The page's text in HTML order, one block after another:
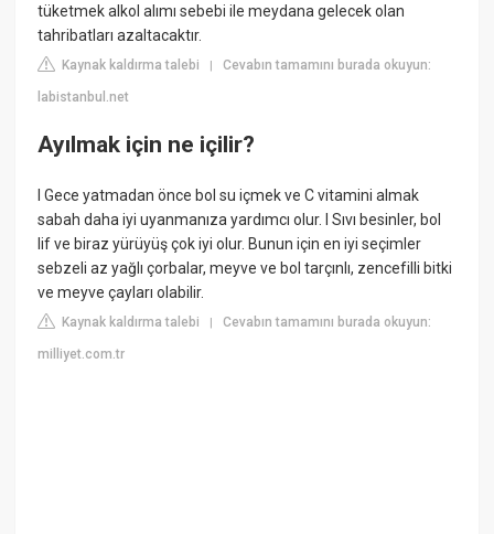
tüketmek alkol alımı sebebi ile meydana gelecek olan
tahribatları azaltacaktır.
Kaynak kaldırma talebi |Cevabın tamamını burada okuyun:
labistanbul.net
Ayılmak için ne içilir?
l Gece yatmadan önce bol su içmek ve C vitamini almak
sabah daha iyi uyanmanıza yardımcı olur. l Sıvı besinler, bol
lif ve biraz yürüyüş çok iyi olur. Bunun için en iyi seçimler
sebzeli az yağlı çorbalar, meyve ve bol tarçınlı, zencefilli bitki
ve meyve çayları olabilir.
Kaynak kaldırma talebi |Cevabın tamamını burada okuyun:
milliyet.com.tr